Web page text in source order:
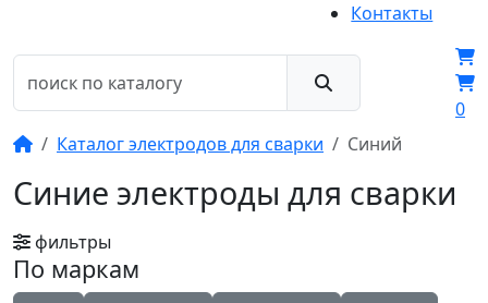
Контакты
0
Каталог электродов для сварки
Синий
Синие электроды для сварки
фильтры
По маркам